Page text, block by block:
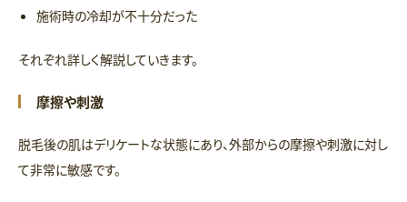
施術時の冷却が不十分だった
それぞれ詳しく解説していきます。
摩擦や刺激
脱毛後の肌はデリケートな状態にあり、外部からの摩擦や刺激に対し
て非常に敏感です。